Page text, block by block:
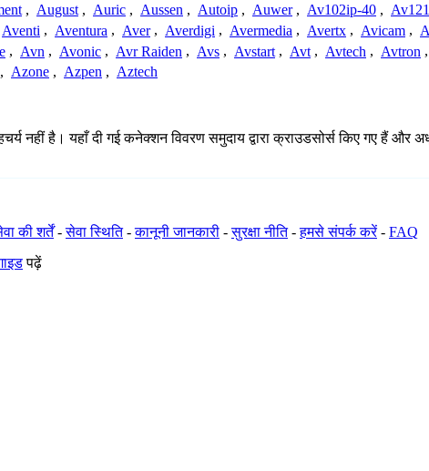
, August , Auric , Aussen , Autoip , Auwer , Av102ip-40 ,
Aventi , Aventura , Aver , Averdigi , Avermedia , Avertx , Avicam ,
, Avn , Avonic , Avr Raiden , Avs , Avstart , Avt , Avtech , Avtron ,
, Azone , Azpen , Aztech
नहीं है। यहाँ दी गई कनेक्शन विवरण समुदाय द्वारा क्राउडसोर्स किए गए हैं और
की शर्तें-सेवा स्थिति-कानूनी जानकारी -सुरक्षा नीति-हमसे संपर्क करें- FAQ
पढ़ें